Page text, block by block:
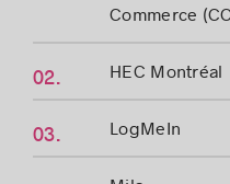
Commerce
HEC Montréal
LogMeIn